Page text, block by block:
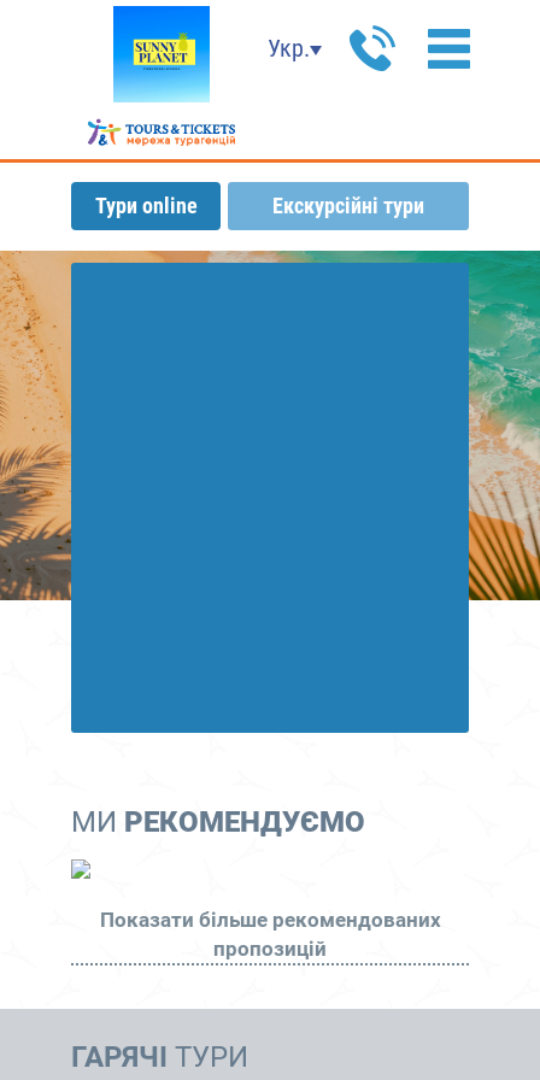
Укр.
Тури online Екскурсійні тури
МИ РЕКОМЕНДУЄМО
Показати більше рекомендованих
пропозицій
ГАРЯЧІ